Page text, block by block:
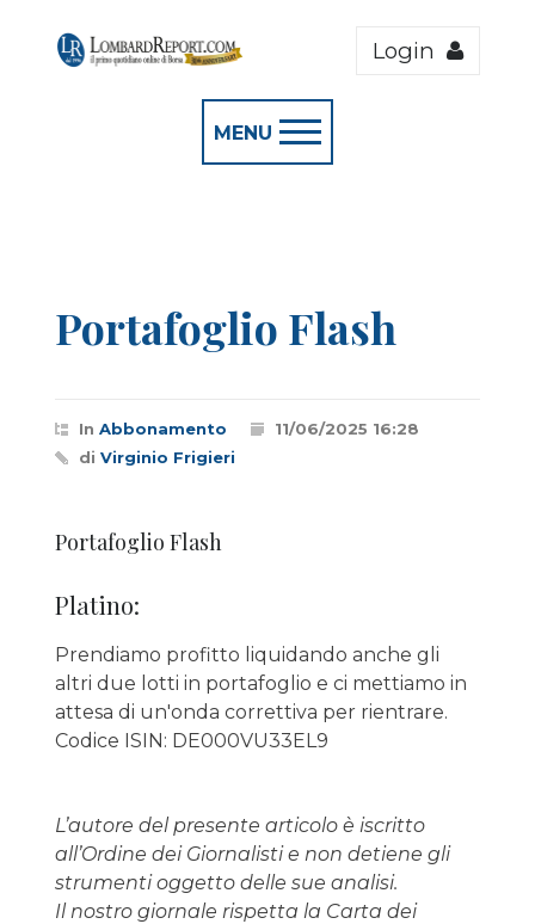
Login
MENU
Portafoglio Flash
In Abbonamento
11/06/2025 16:28
di Virginio Frigieri
Portafoglio Flash
Platino:
Prendiamo profitto liquidando anche gli
altri due lotti in portafoglio e ci mettiamo in
attesa di un'onda correttiva per rientrare.
Codice ISIN: DE000VU33EL9
L’autore del presente articolo è iscritto
all’Ordine dei Giornalisti e non detiene gli
strumenti oggetto delle sue analisi.
Il nostro giornale rispetta la Carta dei